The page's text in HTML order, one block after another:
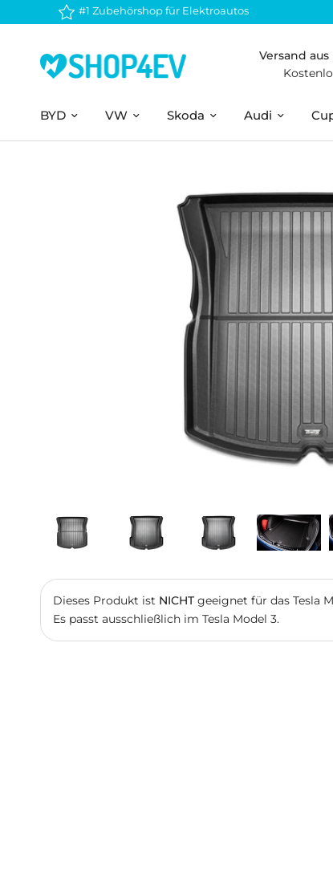
#1 Zubehörshop für Elektroautos
Versand
BYD VW Skoda Audi
Dieses Produkt ist NICHTgeeignet für das Tesla
Es passt ausschließlich im Tesla Model 3.